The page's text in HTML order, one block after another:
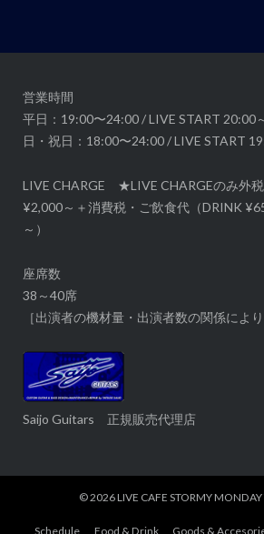
ョ
ン
営業時間
平日：19:00〜24:00 / LIVE START 20:00
日・祝日：18:00〜24:00 / LIVE START
LIVE CHARGE ★LIVE CHARGEのみ外税
¥2,000～＋消費税・ご飲食代（DRINK
～）
座席数
38～40席
［出演者の機材量・出演者数の関係によ
Saijo Guitars 正規販売代理店
© 2026LIVE CAFE STORMY
Schedule Food & Drink Goods &